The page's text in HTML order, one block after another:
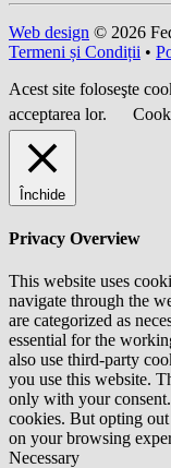
Web design © 2026
Termeni și Condiții •
Acest site foloseşte
acceptarea lor.
Închide
Privacy Overview
This website uses
navigate through the
are categorized as
essential for the
also use third-party
you use this website.
only with your
cookies. But opting
on your browsing
Necessary